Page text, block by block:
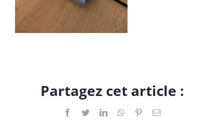
Partagez cet article :
Facebook
TwitterLinkedInWhatsApp
PinterestEmail